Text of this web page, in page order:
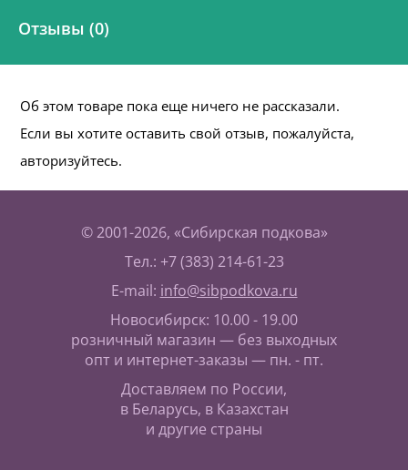
Отзывы (0)
Об этом товаре пока еще ничего не рассказали.
Если вы хотите оставить свой отзыв, пожалуйста,
авторизуйтесь.
© 2001-2026, «Сибирская подкова»
Тел.: +7 (383) 214-61-23
E-mail: info@sibpodkova.ru
Новосибирск: 10.00 - 19.00
розничный магазин — без выходных
опт и интернет-заказы — пн. - пт.
Доставляем по России,
в Беларусь, в Казахстан
и другие страны